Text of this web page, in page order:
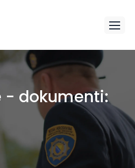
- dokumenti: